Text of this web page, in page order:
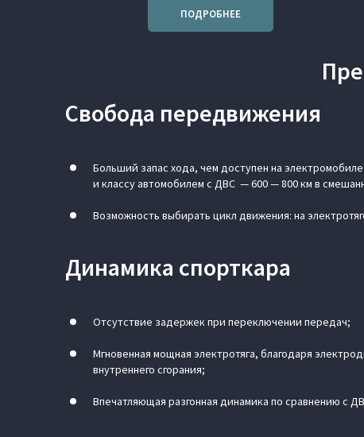
ПОДРОБНЕЕ
Свобода передвижения
Больший запас хода, чем доступен на
и классу автомобилем с ДВС — 600 — 800 км в
Возможность выбирать цикл движения: на
Динамика спорткара
Отсутствие задержек при переключении передач;
Мгновенная мощная электротяга, благодаря
внутреннего сгорания;
Впечатляющая разгонная динамика по сравнению с